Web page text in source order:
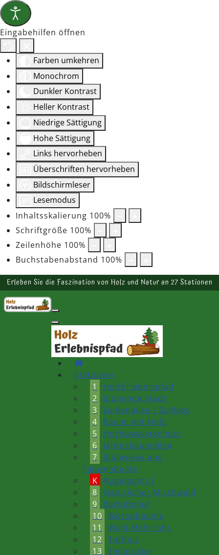
Eingabehilfen öffnen
Farben umkehren
Monochrom
Dunkler Kontrast
Heller Kontrast
Niedrige Sättigung
Hohe Sättigung
Links hervorheben
Überschriften hervorheben
Bildschirmleser
Lesemodus
Inhaltsskalierung 100%
Schriftgröße 100%
Zeilenhöhe 100%
Buchstabenabstand 100%
Erleben Sie die Faszination von Holz und Natur an 27 Stationen
Stationen
1
HolzErlebnispfad
2
Blühende Stadt
3
Lindenallee / Schloss
4
Bauen mit Holz
5
Hochwasserschutz
6
Jahresbaumallee
7
Blühwiese und
Figurenbeute
K
Kugelbahn 1
8
Natürlicher Mischwald
9
Barfußpfad
10
Biotopbäume
11
Wald-Höhrrohr
12 Totholz
13
Seilbrücke